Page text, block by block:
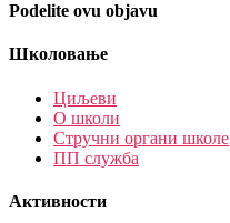
Podelite ovu objavu
Школовање
Циљеви
О школи
Стручни органи школе
ПП служба
Активности